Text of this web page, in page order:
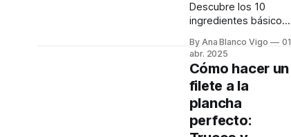
Descubre los 10
ingredientes básicos
iniciarte en la cocina
china. Desde salsas
de soja hasta
especias exóticas,
aprende a potenciar
tus platos.
By Ana Blanco Vigo
01
abr. 2025
Cómo hacer un
filete a la
plancha
perfecto: